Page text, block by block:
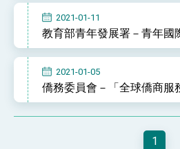
我國政府將在美國亞利
2021-01-11
教育部青年發展署－青年國
2021-01-05
僑務委員會－「全球僑商服
1